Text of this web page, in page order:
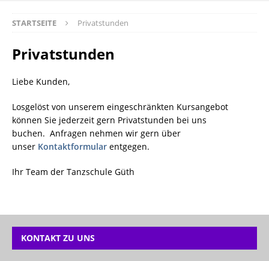
STARTSEITE Privatstunden
Privatstunden
Liebe Kunden,
Losgelöst von unserem eingeschränkten Kursangebot
können Sie jederzeit gern Privatstunden bei uns
buchen. Anfragen nehmen wir gern über
unser Kontaktformular entgegen.
Ihr Team der Tanzschule Güth
KONTAKT ZU UNS